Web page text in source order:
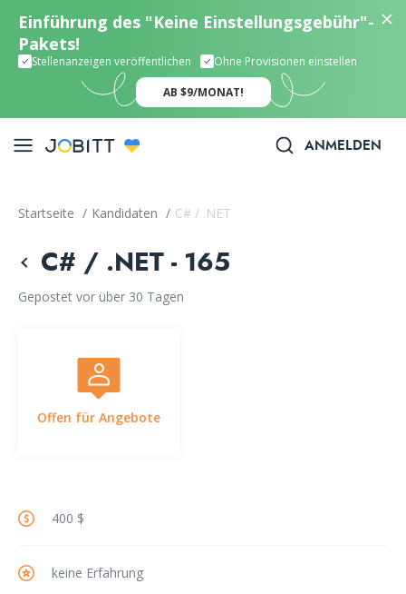
Einführung des "Keine Einstellungsgebühr"-
Pakets!
Stellenanzeigen veröffentlichen Ohne Provisionen einstellen
AB $9/MONAT!
ANMELDEN
Startseite / Kandidaten / C# / .NET
C# / .NET - 165
Gepostet vor über 30 Tagen
Offen für Angebote
400 $
keine Erfahrung